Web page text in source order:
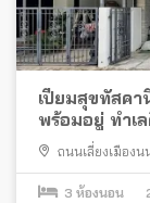
เปี่ยมสุขทัสคา
พร้อมอยู่ ทำเ
ถนนเลี่ยงเมือง
3 ห้องนอน